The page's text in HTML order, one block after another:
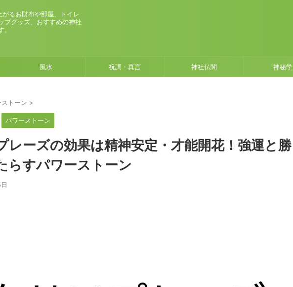
るお財布や部屋、トイレ
プグッズ、おすすめの神社
風水 祝詞・真言 神社仏閣 神秘学
トーン >
パワーストーン
レーズの効果は精神安定・才能開花！強運と勝
らすパワーストーン